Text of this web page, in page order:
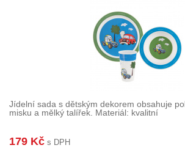
Jídelní sada s dětským dekorem obsahuje
misku a mělký talířek. Materiál: kvalitní
179 Kč s DPH